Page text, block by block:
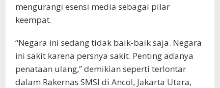
mengurangi esensi media sebagai pilar
keempat.
“Negara ini sedang tidak baik-baik saja. Negara
ini sakit karena persnya sakit. Penting adanya
penataan ulang,” demikian seperti terlontar
dalam Rakernas SMSI di Ancol, Jakarta Utara,